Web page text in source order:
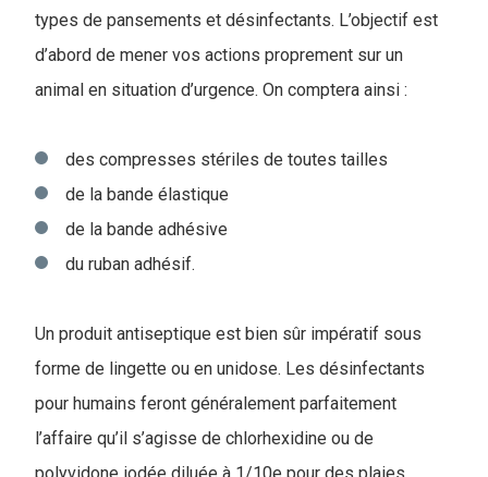
types de pansements et désinfectants. L’objectif est
d’abord de mener vos actions proprement sur un
animal en situation d’urgence. On comptera ainsi :
des compresses stériles de toutes tailles
de la bande élastique
de la bande adhésive
du ruban adhésif.
Un produit antiseptique est bien sûr impératif sous
forme de lingette ou en unidose. Les désinfectants
pour humains feront généralement parfaitement
l’affaire qu’il s’agisse de chlorhexidine ou de
polyvidone iodée diluée à 1/10e pour des plaies